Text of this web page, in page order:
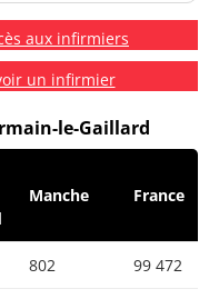
aux infirmiers
un infirmier
le-Gaillard
Manche France
802 99 472